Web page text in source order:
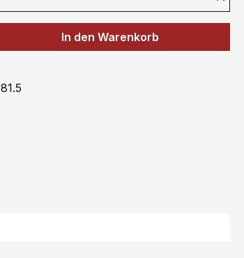
Gib den gewünschten Wert
In den Warenkorb